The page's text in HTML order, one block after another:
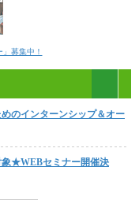
」募集中！
のインターンシップ＆オー
象★WEBセミナー開催決